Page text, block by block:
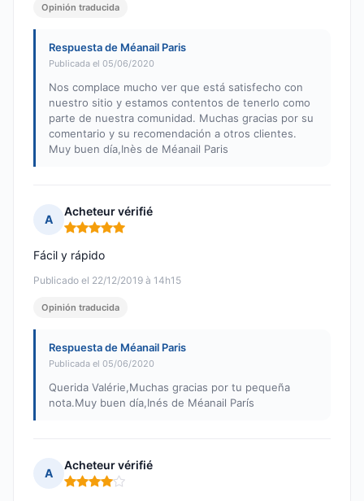
Opinión traducida
Respuesta de Méanail Paris
Publicada el 05/06/2020
Nos complace mucho ver que está satisfecho con
nuestro sitio y estamos contentos de tenerlo como
parte de nuestra comunidad. Muchas gracias por su
comentario y su recomendación a otros clientes.
Muy buen día,Inès de Méanail Paris
A
Acheteur vérifié
Nota: 5 de 5
Publicado el 22/12/2019 à 14h15
Fácil y rápido
Opinión traducida
Respuesta de Méanail Paris
Publicada el 05/06/2020
Querida Valérie,Muchas gracias por tu pequeña
nota.Muy buen día,Inés de Méanail París
A
Acheteur vérifié
Nota: 4 de 5